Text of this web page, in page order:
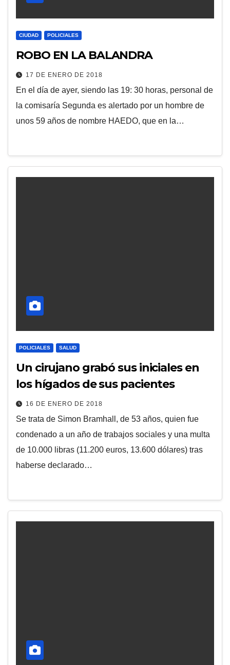
CIUDAD POLICIALES
ROBO EN LA BALANDRA
17 DE ENERO DE 2018
En el día de ayer, siendo las 19: 30 horas, personal de
la comisaría Segunda es alertado por un hombre de
unos 59 años de nombre HAEDO, que en la…
POLICIALES SALUD
Un cirujano grabó sus iniciales en
los hígados de sus pacientes
16 DE ENERO DE 2018
Se trata de Simon Bramhall, de 53 años, quien fue
condenado a un año de trabajos sociales y una multa
de 10.000 libras (11.200 euros, 13.600 dólares) tras
haberse declarado…